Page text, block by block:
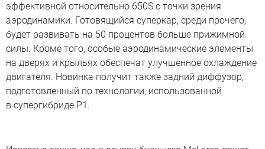
эффективной относительно 650S с точки зрения
аэродинамики. Готовящийся суперкар, среди прочего,
будет развивать на 50 процентов больше прижимной
силы. Кроме того, особые аэродинамические элементы
на дверях и крыльях обеспечат улучшенное охлаждение
двигателя. Новинка получит также задний диффузор,
подготовленный по технологии, использованной
в супергибриде P1.